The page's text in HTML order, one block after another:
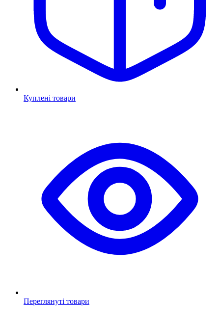
Куплені товари
Переглянуті товари